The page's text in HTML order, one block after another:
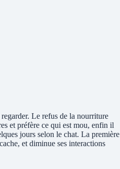
Le refus de la nourriture
et préfère ce qui est mou, enfin il
jours selon le chat. La première
et diminue ses interactions